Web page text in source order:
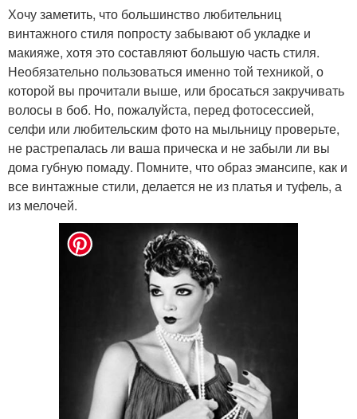
Хочу заметить, что большинство любительниц
винтажного стиля попросту забывают об укладке и
макияже, хотя это составляют большую часть стиля.
Необязательно пользоваться именно той техникой, о
которой вы прочитали выше, или бросаться закручивать
волосы в боб. Но, пожалуйста, перед фотосессией,
селфи или любительским фото на мыльницу проверьте,
не растрепалась ли ваша прическа и не забыли ли вы
дома губную помаду. Помните, что образ эмансипе, как и
все винтажные стили, делается не из платья и туфель, а
из мелочей.